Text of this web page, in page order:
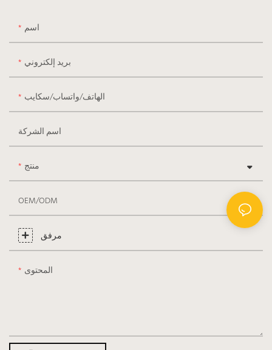
اسم
بريد إلكتروني
الهاتف/واتساب/سكايب
اسم الشركة
منتج
OEM/ODM
مرفق
المحتوى